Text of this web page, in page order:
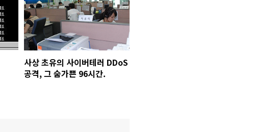
사상 초유의 사이버테러 DDoS
공격, 그 숨가쁜 96시간.